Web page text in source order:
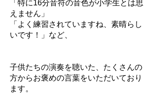
「特に16分音符の音色が小学生とは思
えません」
「よく練習されていますね、 素晴らし
いです！」 など、
子供たちの演奏を聴いた、 たくさんの
方からお褒めの言葉をいただいており
ます。